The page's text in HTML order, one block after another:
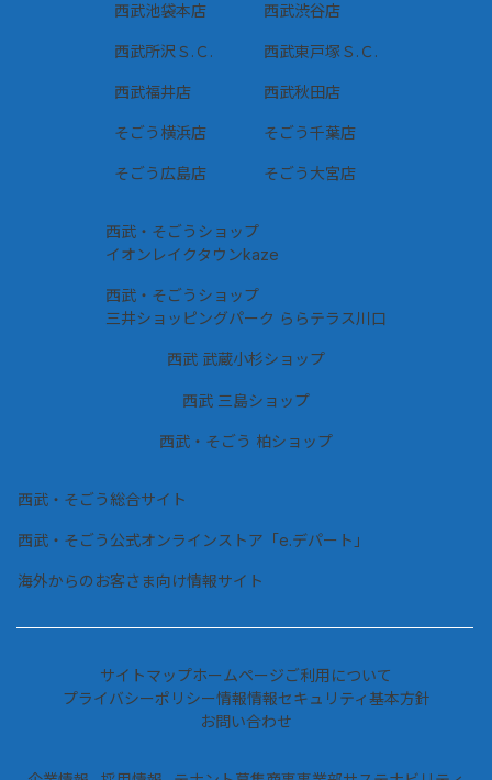
西武池袋本店 西武渋谷店
西武東戸塚Ｓ.Ｃ.
西武所沢Ｓ.Ｃ.
西武福井店 西武秋田店
そごう横浜店 そごう千葉店
そごう大宮店
そごう広島店
西武・そごう 柏ショップ
西武 武蔵小杉ショップ
西武 三島ショップ
西武・そごうショップ
三井ショッピングパーク ららテラス川口
西武・そごうショップ
イオンレイクタウンkaze
西武・そごう総合サイト
西武・そごう公式オンラインストア「e.デパート」
海外からのお客さま向け情報サイト
サイトマップホームページご利用について
プライバシーポリシー情報情報セキュリティ基本方針
お問い合わせ